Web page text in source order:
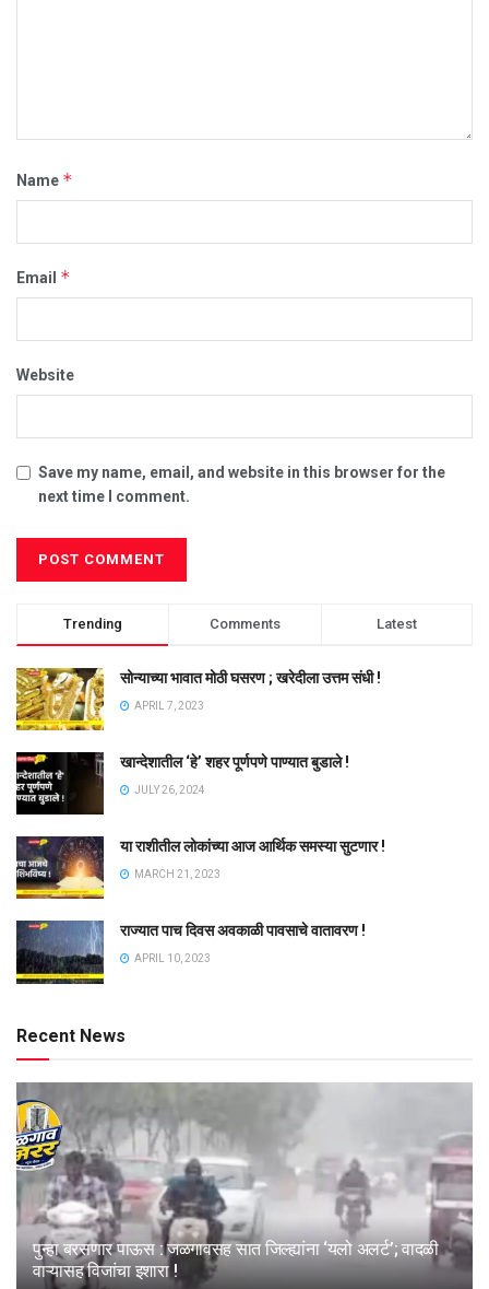
Name *
Email *
Website
Save my name, email, and website in this browser for the
next time I comment.
Trending Comments Latest
सोन्याच्या भावात मोठी घसरण ; खरेदीला उत्तम संधी !
APRIL 7, 2023
खान्देशातील ‘हे’ शहर पूर्णपणे पाण्यात बुडाले !
JULY 26, 2024
या राशीतील लोकांच्या आज आर्थिक समस्या सुटणार !
MARCH 21, 2023
राज्यात पाच दिवस अवकाळी पावसाचे वातावरण !
APRIL 10, 2023
Recent News
पुन्हा बरसणार पाऊस : जळगावसह सात जिल्ह्यांना ‘यलो अलर्ट’; वादळी
वाऱ्यासह विजांचा इशारा !